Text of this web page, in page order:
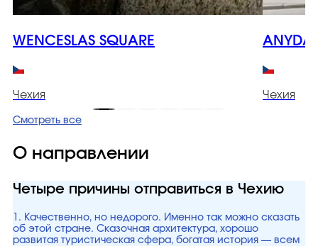
WENCESLAS SQUARE
Чехия Чехия
Смотреть все
О направлении
Четыре причины отправиться в Чехию
1. Качественно, но недорого. Именно так можно сказать
об этой стране. Сказочная архитектура, хорошо
развитая туристическая сфера, богатая история — всем